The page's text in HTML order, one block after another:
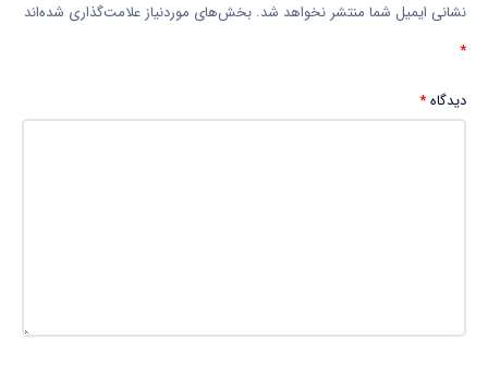
نشانی ایمیل شما منتشر نخواهد شد. بخش‌های موردنیاز علامت‌گذاری شده‌اند
*
دیدگاه*